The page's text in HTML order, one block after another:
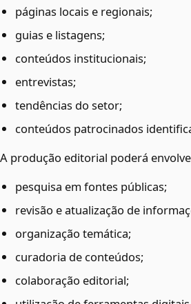
páginas locais e regionais;
guias e listagens;
conteúdos institucionais;
entrevistas;
tendências do setor;
conteúdos patrocinados
A produção editorial poderá
pesquisa em fontes públicas;
revisão e atualização de
organização temática;
curadoria de conteúdos;
colaboração editorial;